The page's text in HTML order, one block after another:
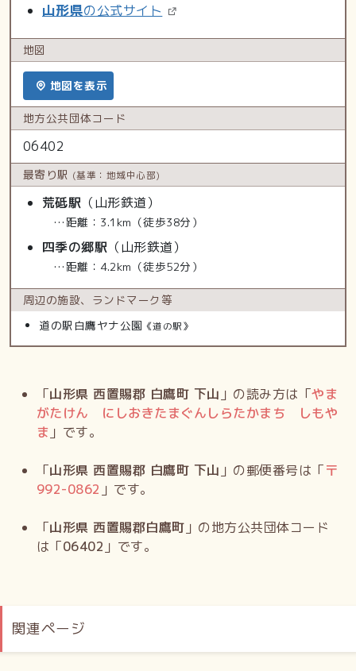
山形県の公式サイト
地図
地図を表示
地方公共団体コード
06402
最寄り駅 (基準：地域中心部)
荒砥駅 （山形鉄道）
…距離：3.1km（徒歩38分）
四季の郷駅 （山形鉄道）
…距離：4.2km（徒歩52分）
周辺の施設、 ランドマーク等
道の駅白鷹ヤナ公園 《道の駅》
「山形県 西置賜郡 白鷹町 下山 」の読み方は「やま
がたけん にしおきたまぐんしらたかまち しもや
ま 」です。
「山形県 西置賜郡 白鷹町 下山 」の郵便番号は「〒
992-0862 」です。
「山形県 西置賜郡白鷹町 」の地方公共団体コード
は「06402 」です。
関連ページ